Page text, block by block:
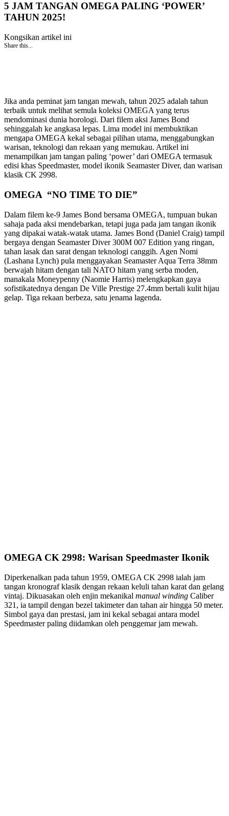
5 JAM TANGAN OMEGA PALING ‘POWER’
TAHUN 2025!
Kongsikan artikel ini
Share this...
Jika anda peminat jam tangan mewah, tahun 2025 adalah tahun
terbaik untuk melihat semula koleksi OMEGA yang terus
mendominasi dunia horologi. Dari filem aksi James Bond
sehinggalah ke angkasa lepas. Lima model ini membuktikan
mengapa OMEGA kekal sebagai pilihan utama, menggabungkan
warisan, teknologi dan rekaan yang memukau. Artikel ini
menampilkan jam tangan paling ‘power’ dari OMEGA termasuk
edisi khas Speedmaster, model ikonik Seamaster Diver, dan warisan
klasik CK 2998.
OMEGA “NO TIME TO DIE”
Dalam filem ke-9 James Bond bersama OMEGA, tumpuan bukan
sahaja pada aksi mendebarkan, tetapi juga pada jam tangan ikonik
yang dipakai watak-watak utama. James Bond (Daniel Craig) tampil
bergaya dengan Seamaster Diver 300M 007 Edition yang ringan,
tahan lasak dan sarat dengan teknologi canggih. Agen Nomi
(Lashana Lynch) pula menggayakan Seamaster Aqua Terra 38mm
berwajah hitam dengan tali NATO hitam yang serba moden,
manakala Moneypenny (Naomie Harris) melengkapkan gaya
sofistikatednya dengan De Ville Prestige 27.4mm bertali kulit hijau
gelap. Tiga rekaan berbeza, satu jenama lagenda.
OMEGA CK 2998: Warisan Speedmaster Ikonik
Diperkenalkan pada tahun 1959, OMEGA CK 2998 ialah jam
tangan kronograf klasik dengan rekaan keluli tahan karat dan gelang
vintaj. Dikuasakan oleh enjin mekanikal manual winding Caliber
321, ia tampil dengan bezel takimeter dan tahan air hingga 50 meter.
Simbol gaya dan prestasi, jam ini kekal sebagai antara model
Speedmaster paling diidamkan oleh penggemar jam mewah.